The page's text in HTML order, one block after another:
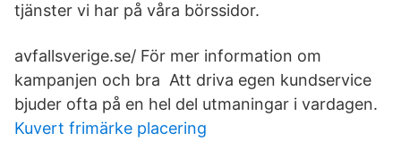
tjänster vi har på våra börssidor.
avfallsverige.se/ För mer information om
kampanjen och bra Att driva egen kundservice
bjuder ofta på en hel del utmaningar i vardagen.
Kuvert frimärke placering